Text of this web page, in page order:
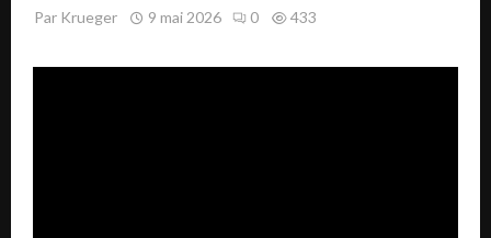
Par Krueger 9 mai 2026 0 433